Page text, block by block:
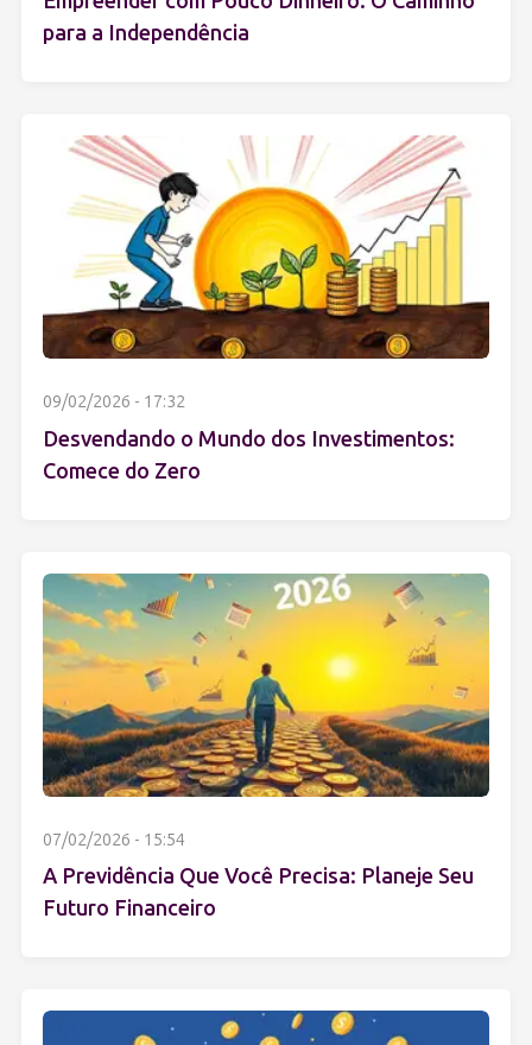
para a Independência
09/02/2026 - 17:32
Desvendando o Mundo dos Investimentos:
Comece do Zero
07/02/2026 - 15:54
A Previdência Que Você Precisa: Planeje Seu
Futuro Financeiro